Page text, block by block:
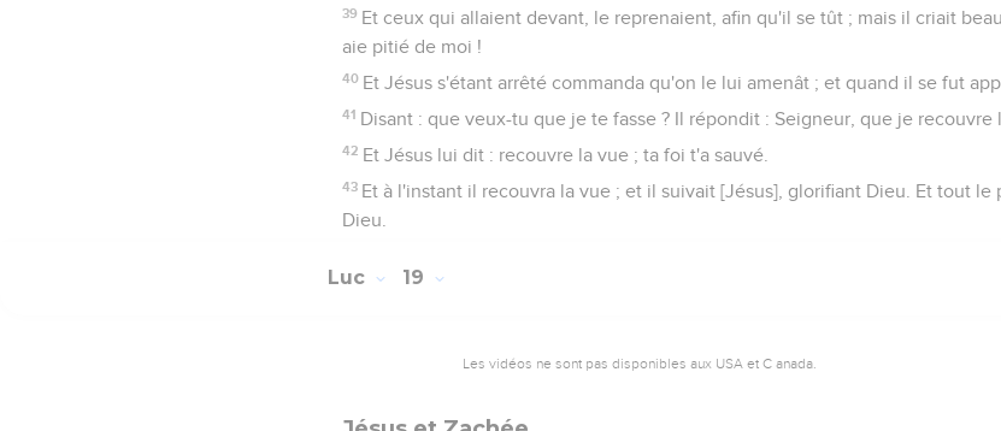
39 Et ceux qui allaient devant, le reprenaient, afin qu'il se tût ; mais il criait
aie pitié de moi !
40 Et Jésus s'étant arrêté commanda qu'on le lui amenât ; et quand il se fut
41 Disant : que veux-tu que je te fasse ? Il répondit : Seigneur, que je recouvre
42 Et Jésus lui dit : recouvre la vue ; ta foi t'a sauvé.
43 Et à l'instant il recouvra la vue ; et il suivait [Jésus], glorifiant Dieu. Et tout
Dieu.
Luc 19
Les vidéos ne sont pas disponibles aux USA et C anada.